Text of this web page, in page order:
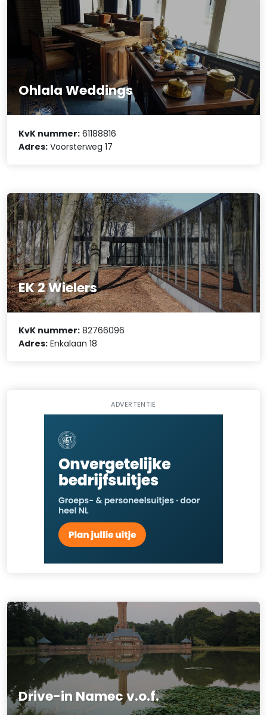
Ohlala Weddings
KvK nummer: 61188816
Adres: Voorsterweg 17
EK 2 Wielers
KvK nummer: 82766096
Adres: Enkalaan 18
ADVERTENTIE
Drive-in Namec v.o.f.